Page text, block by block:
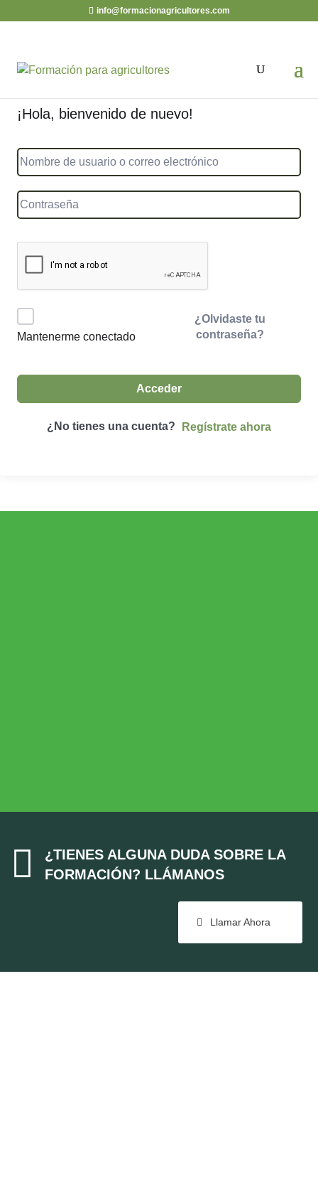
info@formacionagricultores.com
¡Hola, bienvenido de nuevo!
Mantenerme conectado
¿Olvidaste tu
contraseña?
Acceder
¿No tienes una cuenta? Regístrate ahora

¿TIENES ALGUNA DUDA SOBRE LA
FORMACIÓN? LLÁMANOS
Llamar Ahora